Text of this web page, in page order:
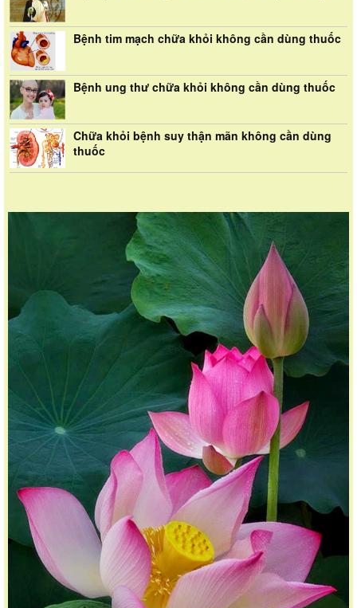
Bệnh tim mạch chữa khỏi không cần dùng thuốc
Bệnh ung thư chữa khỏi không cần dùng thuốc
Chữa khỏi bệnh suy thận mãn không cần dùng
thuốc